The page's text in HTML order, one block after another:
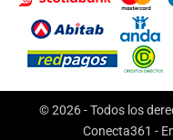
© 2026 - Todos los
Conecta361 -